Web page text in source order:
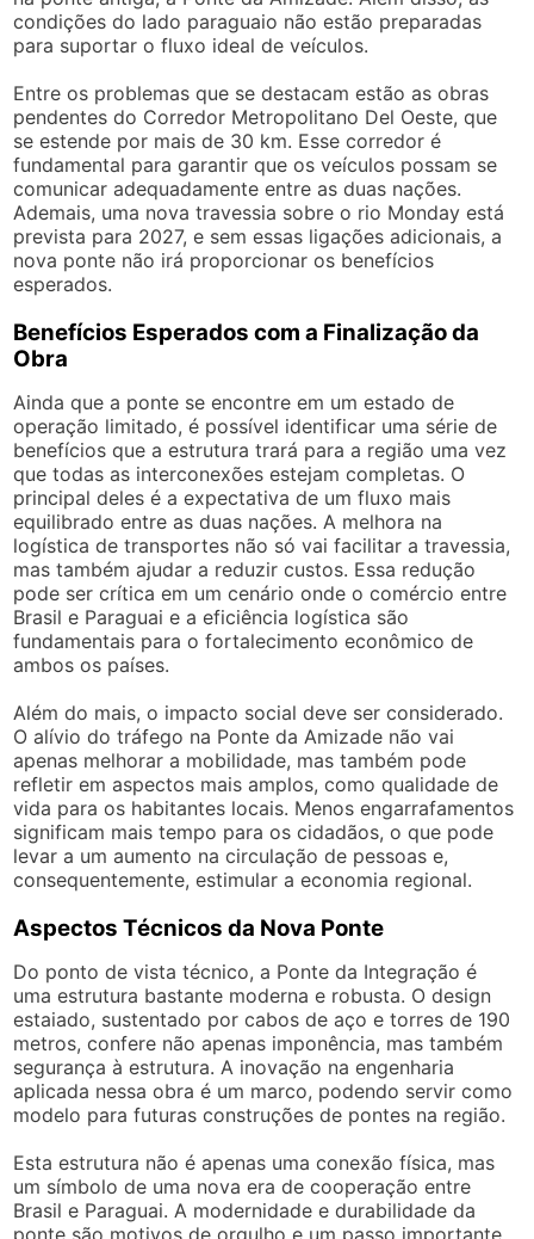
condições do lado paraguaio não estão preparadas
para suportar o fluxo ideal de veículos.
Entre os problemas que se destacam estão as obras
pendentes do Corredor Metropolitano Del Oeste, que
se estende por mais de 30 km. Esse corredor é
fundamental para garantir que os veículos possam se
comunicar adequadamente entre as duas nações.
Ademais, uma nova travessia sobre o rio Monday está
prevista para 2027, e sem essas ligações adicionais, a
nova ponte não irá proporcionar os benefícios
esperados.
Benefícios Esperados com a Finalização da
Obra
Ainda que a ponte se encontre em um estado de
operação limitado, é possível identificar uma série de
benefícios que a estrutura trará para a região uma vez
que todas as interconexões estejam completas. O
principal deles é a expectativa de um fluxo mais
equilibrado entre as duas nações. A melhora na
logística de transportes não só vai facilitar a travessia,
mas também ajudar a reduzir custos. Essa redução
pode ser crítica em um cenário onde o comércio entre
Brasil e Paraguai e a eficiência logística são
fundamentais para o fortalecimento econômico de
ambos os países.
Além do mais, o impacto social deve ser considerado.
O alívio do tráfego na Ponte da Amizade não vai
apenas melhorar a mobilidade, mas também pode
refletir em aspectos mais amplos, como qualidade de
vida para os habitantes locais. Menos engarrafamentos
significam mais tempo para os cidadãos, o que pode
levar a um aumento na circulação de pessoas e,
consequentemente, estimular a economia regional.
Aspectos Técnicos da Nova Ponte
Do ponto de vista técnico, a Ponte da Integração é
uma estrutura bastante moderna e robusta. O design
estaiado, sustentado por cabos de aço e torres de 190
metros, confere não apenas imponência, mas também
segurança à estrutura. A inovação na engenharia
aplicada nessa obra é um marco, podendo servir como
modelo para futuras construções de pontes na região.
Esta estrutura não é apenas uma conexão física, mas
um símbolo de uma nova era de cooperação entre
Brasil e Paraguai. A modernidade e durabilidade da
ponte são motivos de orgulho e um passo importante